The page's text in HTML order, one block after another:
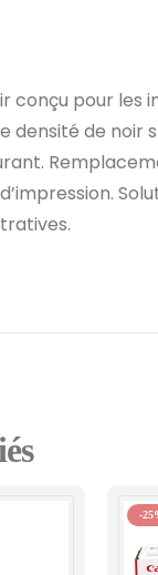
conçu pour
densité de
-